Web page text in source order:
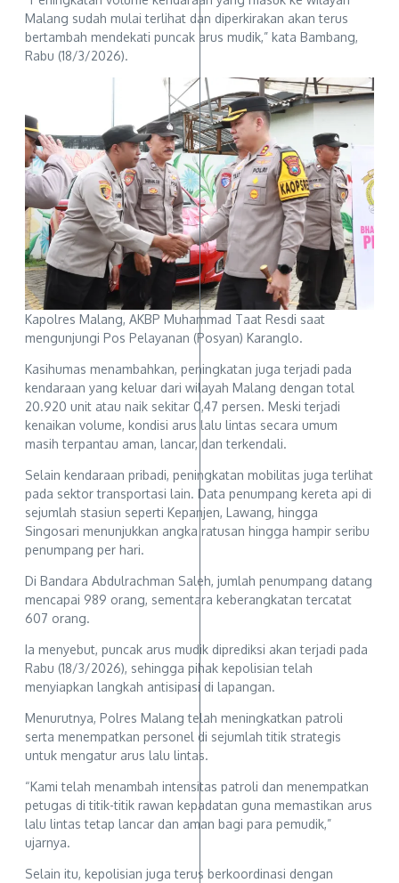
Malang sudah mulai terlihat dan diperkirakan akan terus
bertambah mendekati puncak arus mudik,” kata Bambang,
Rabu (18/3/2026).
Kapolres Malang, AKBP Muhammad Taat Resdi saat
mengunjungi Pos Pelayanan (Posyan) Karanglo.
Kasihumas menambahkan, peningkatan juga terjadi pada
kendaraan yang keluar dari wilayah Malang dengan total
20.920 unit atau naik sekitar 0,47 persen. Meski terjadi
kenaikan volume, kondisi arus lalu lintas secara umum
masih terpantau aman, lancar, dan terkendali.
Selain kendaraan pribadi, peningkatan mobilitas juga terlihat
pada sektor transportasi lain. Data penumpang kereta api di
sejumlah stasiun seperti Kepanjen, Lawang, hingga
Singosari menunjukkan angka ratusan hingga hampir seribu
penumpang per hari.
Di Bandara Abdulrachman Saleh, jumlah penumpang datang
mencapai 989 orang, sementara keberangkatan tercatat
607 orang.
Ia menyebut, puncak arus mudik diprediksi akan terjadi pada
Rabu (18/3/2026), sehingga pihak kepolisian telah
menyiapkan langkah antisipasi di lapangan.
Menurutnya, Polres Malang telah meningkatkan patroli
serta menempatkan personel di sejumlah titik strategis
untuk mengatur arus lalu lintas.
“Kami telah menambah intensitas patroli dan menempatkan
petugas di titik-titik rawan kepadatan guna memastikan arus
lalu lintas tetap lancar dan aman bagi para pemudik,”
ujarnya.
Selain itu, kepolisian juga terus berkoordinasi dengan